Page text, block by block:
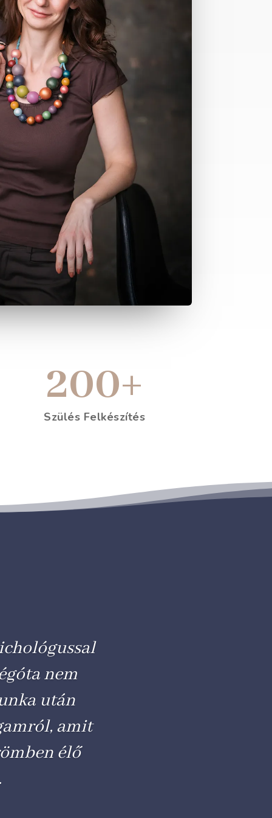
200+
Szülés Felkészítés
nem
után
amit
élő